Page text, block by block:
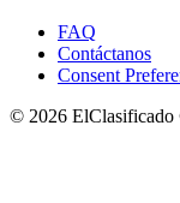
FAQ
Contáctanos
Consent
© 2026